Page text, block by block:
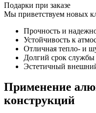
Подарки при заказе
Мы приветствуем новых
Прочность и
Устойчивость к
Отличная тепло- и
Долгий срок службы
Эстетичный
Применение
конструкций